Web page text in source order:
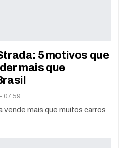
5 motivos que
mais que
07:59
vende mais que muitos carros